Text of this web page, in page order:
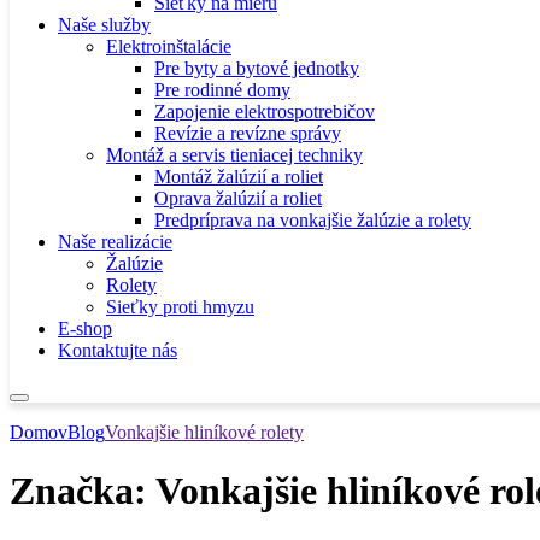
Naše služby
Elektroinštalácie
Pre byty a bytové jednotky
Pre rodinné domy
Zapojenie elektrospotrebičov
Revízie a revízne správy
Montáž a servis tieniacej techniky
Montáž žalúzií a roliet
Oprava žalúzií a roliet
Predpríprava na vonkajšie žalúzie a rolety
Naše realizácie
Žalúzie
Rolety
Sieťky proti hmyzu
E-shop
Kontaktujte nás
DomovBlogVonkajšie hliníkové rolety
Značka: Vonkajšie hliníkové